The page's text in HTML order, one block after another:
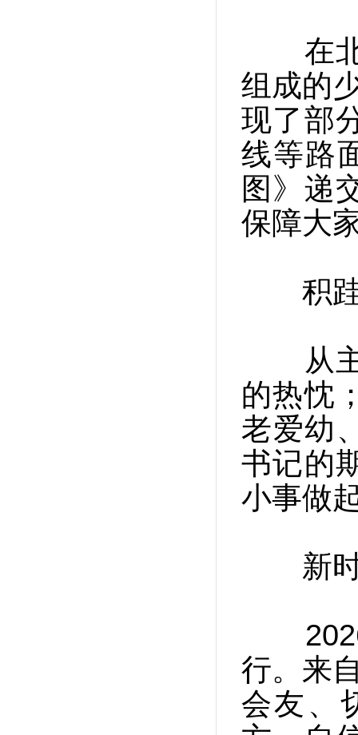
在北
组成的
现了部
线等路
图》递
保障大
积跬
从主
的热忱
老爱幼
书记的
小事做
新时
2026
行。来
会友、